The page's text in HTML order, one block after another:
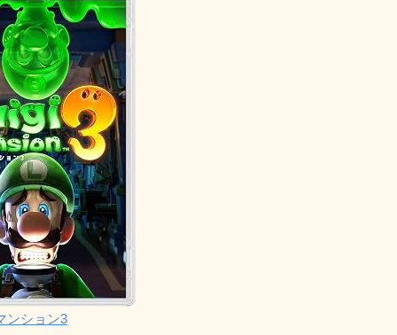
ンション3